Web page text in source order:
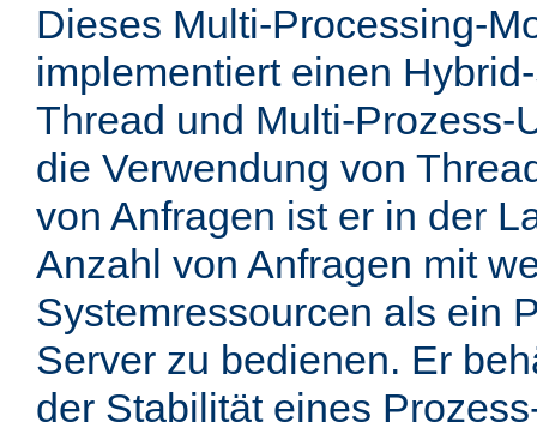
Dieses Multi-Processing-
implementiert einen
Thread und Multi-Prozess-
die Verwendung von
von Anfragen ist er in der
Anzahl von Anfragen mit
Systemressourcen als ein
Server zu bedienen. Er
der Stabilität eines